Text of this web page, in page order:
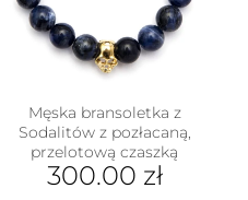
Męska bransoletka z
Sodalitów z pozłacaną,
przelotową czaszką
300.00 zł